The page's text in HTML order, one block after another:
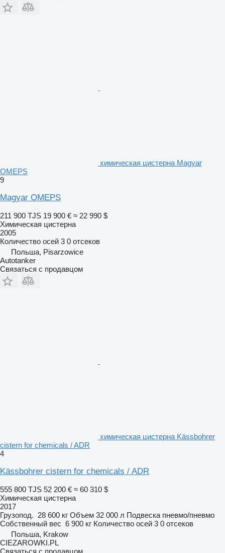
химическая цистерна Magyar
OMEPS
9
Magyar OMEPS
211 900 TJS 19 900 € ≈ 22 990 $
Химическая цистерна
2005
Количество осей 3 0 отсеков
Польша, Pisarzowice
Autotanker
Связаться с продавцом
химическая цистерна Kässbohrer
cistern for chemicals / ADR
4
Kässbohrer cistern for chemicals / ADR
555 800 TJS 52 200 € ≈ 60 310 $
Химическая цистерна
2017
Грузопод. 28 600 кг Объем 32 000 л Подвеска пневмо/пневмо
Собственный вес 6 900 кг Количество осей 3 0 отсеков
Польша, Krakow
CIEZAROWKI.PL
Связаться с продавцом